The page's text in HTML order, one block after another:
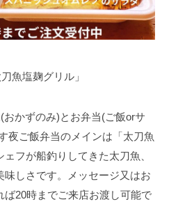
魚塩麹グリル」
おかずのみ)とお弁当(ご飯orサ
夜ご飯弁当のメインは「太刀魚
ェフが船釣りしてきた太刀魚、
しさです。
メッセージ又はお
ば20時までご来店お渡し可能で